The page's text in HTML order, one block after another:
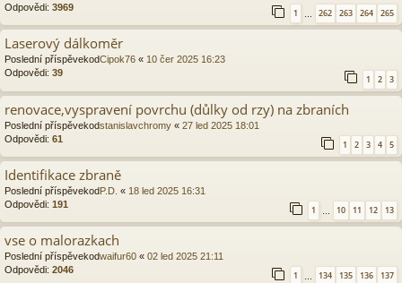
Odpovědi: 3969
1 … 262 263 264 265
Laserový dálkoměr
Poslední příspěvekodCipok76 « 10 čer 2025 16:23
Odpovědi: 39
1 2 3
renovace,vyspravení povrchu (důlky od rzy) na zbraních
Poslední příspěvekodstanislavchromy « 27 led 2025 18:01
Odpovědi: 61
1 2 3 4 5
Identifikace zbraně
Poslední příspěvekodP.D. « 18 led 2025 16:31
Odpovědi: 191
1 … 10 11 12 13
vse o malorazkach
Poslední příspěvekodwaifur60 « 02 led 2025 21:11
Odpovědi: 2046
1 … 134 135 136 137